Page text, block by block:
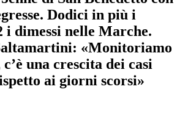
Dodici in più i
i dimessi nelle Marche.
«Monitoriamo
una crescita dei casi
ai giorni scorsi»